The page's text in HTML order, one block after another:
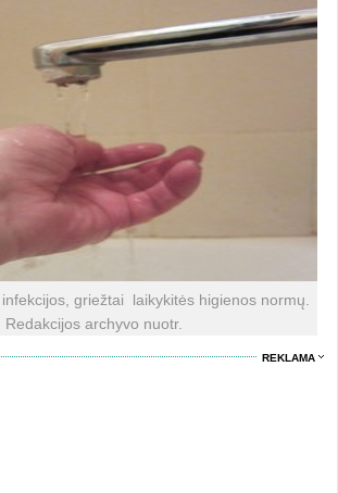
griežtai laikykitės higienos normų.
Redakcijos archyvo nuotr.
REKLAMA